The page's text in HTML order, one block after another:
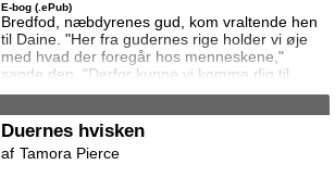
Bredfod, næbdyrenes gud, kom vraltende hen
til Daine. "Her fra gudernes rige holder vi øje
med hvad der foregår hos menneskene,"
sagde den. "Derfor kunne vi komme dig til
hjælp." Tortalls fjender angriber igen, og Daine
gudernes rige. Men Daine opdager at de
Kaos, der forsøger at overtage al magt. Og
E-bog (.ePub)
Duernes hvisken
Tamora Pierce